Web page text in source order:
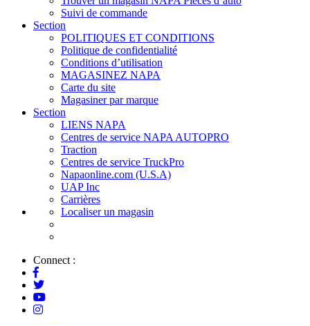
Suivi de commande
Section
POLITIQUES ET CONDITIONS
Politique de confidentialité
Conditions d’utilisation
MAGASINEZ NAPA
Carte du site
Magasiner par marque
Section
LIENS NAPA
Centres de service NAPA AUTOPRO
Traction
Centres de service TruckPro
Napaonline.com (U.S.A)
UAP Inc
Carrières
Localiser un magasin
Connect :